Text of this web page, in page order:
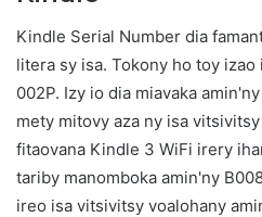
Kindle Serial Number dia
litera sy isa. Tokony ho toy
002P. Izy io dia miavaka
mety mitovy aza ny isa
fitaovana Kindle 3 WiFi irery
tariby manomboka amin'ny
ireo isa vitsivitsy voalohany